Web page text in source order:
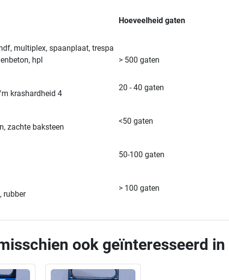
Hoeveelheid gaten
multiplex, spaanplaat, trespa
hpl
> 500 gaten
krashardheid 4
20 - 40 gaten
zachte baksteen
<50 gaten
50-100 gaten
rubber
> 100 gaten
ook geïnteresseerd in